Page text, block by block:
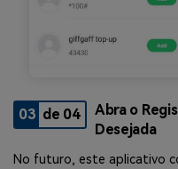
03 de 04
Abra o
Desejada
No futuro, este aplicativo